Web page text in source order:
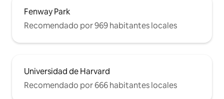
Fenway Park
Recomendado por 969 habitantes locales
Universidad de Harvard
Recomendado por 666 habitantes locales